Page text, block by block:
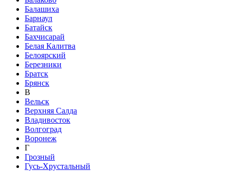
Балашиха
Барнаул
Батайск
Бахчисарай
Белая Калитва
Белоярский
Березники
Братск
Брянск
В
Вельск
Верхняя Салда
Владивосток
Волгоград
Воронеж
Г
Грозный
Гусь-Хрустальный